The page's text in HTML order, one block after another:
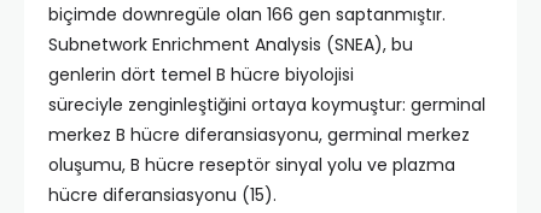
biçimde downregüle olan 166 gen saptanmıştır.
Subnetwork Enrichment Analysis (SNEA), bu
genlerin dört temel B hücre biyolojisi
süreciyle zenginleştiğini ortaya koymuştur: germinal
merkez B hücre diferansiasyonu, germinal merkez
oluşumu, B hücre reseptör sinyal yolu ve plazma
hücre diferansiasyonu (15).